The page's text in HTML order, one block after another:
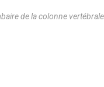
de la colonne vertébrale